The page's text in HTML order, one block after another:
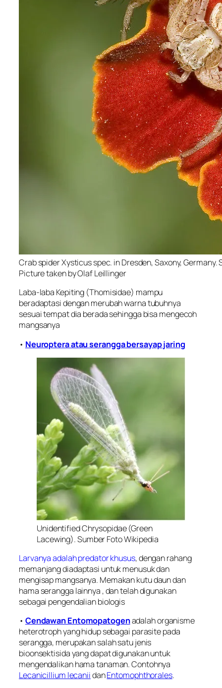
Crab spider Xysticus spec. in Dresden, Saxony, Germany.
Picture taken by Olaf Leillinger
Laba-laba Kepiting (Thomisidae) mampu
beradaptasi dengan merubah warna tubuhnya
sesuai tempat dia berada sehingga bisa mengecoh
mangsanya
• Neuroptera atau serangga bersayap jaring
Unidentified Chrysopidae (Green
Lacewing). Sumber Foto Wikipedia
Larvanya adalah predator khusus, dengan rahang
memanjang diadaptasi untuk menusuk dan
mengisap mangsanya. Memakan kutu daun dan
hama serangga lainnya , dan telah digunakan
sebagai pengendalian biologis
• Cendawan Entomopatogenadalah organisme
heterotroph yang hidup sebagai parasite pada
serangga, merupakan salah satu jenis
bioonsektisida yang dapat digunakan untuk
mengendalikan hama tanaman. Contohnya
Lecanicillium lecaniidanEntomophthorales.